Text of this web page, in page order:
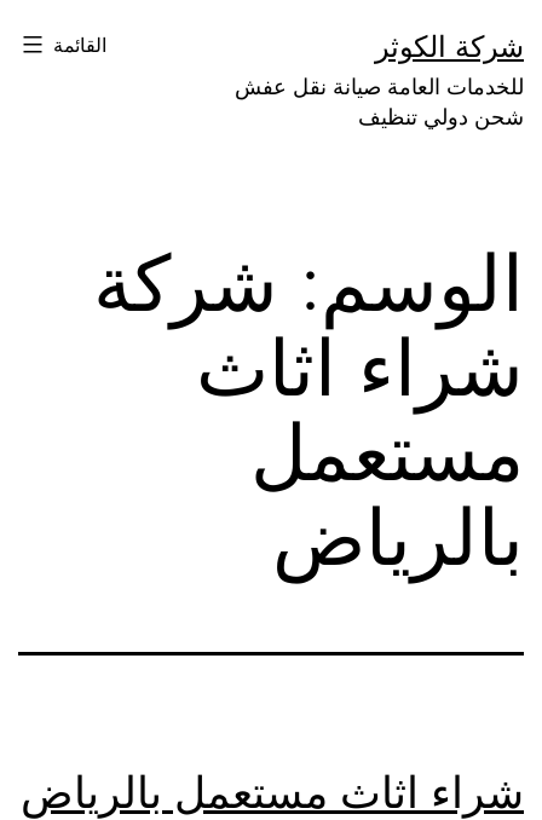
إلى
المحتوى
شركة الكوثر
للخدمات العامة صيانة نقل عفش
شحن دولي تنظيف
القائمة
الوسم: شركة
شراء اثاث
مستعمل
بالرياض
شراء اثاث مستعمل بالرياض